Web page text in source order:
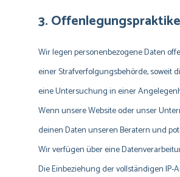
3.
Wir legen personenbezogene Daten
einer Strafverfolgungsbehörde, soweit
eine Untersuchung in einer
Wenn unsere Website oder unser
deinen Daten unseren Beratern und
Wir verfügen über eine
Die Einbeziehung der vollständigen IP-